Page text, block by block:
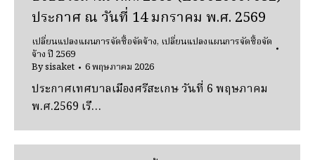
ประกาศ ณ วันที่ 14 มกราคม พ.ศ. 2569
เปลี่ยนแปลงแผนการจัดซื้อจัดจ้าง, เปลี่ยนแปลงแผนการจัดซื้อจัด
จ้าง ปี 2569
Bysisaket 6 พฤษภาคม 2026
ประกาศเทศบาลเมืองศรีสะเกษ วันที่ 6 พฤษภาคม
พ.ศ.2569 เรื…